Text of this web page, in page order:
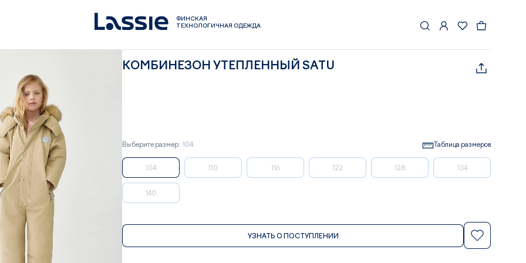
ФИНСКАЯ
ТЕХНОЛОГИЧНАЯ ОДЕЖДА
КОМБИНЕЗОН УТЕПЛЕННЫЙ SATU
Выберите размер: 104 Таблица размеров
104 110 116 122 128 134
140
УЗНАТЬ О ПОСТУПЛЕНИИ